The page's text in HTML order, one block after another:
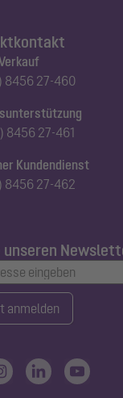
8456 27-460
8456 27-461
Kundendienst
8456 27-462
unseren
anmelden